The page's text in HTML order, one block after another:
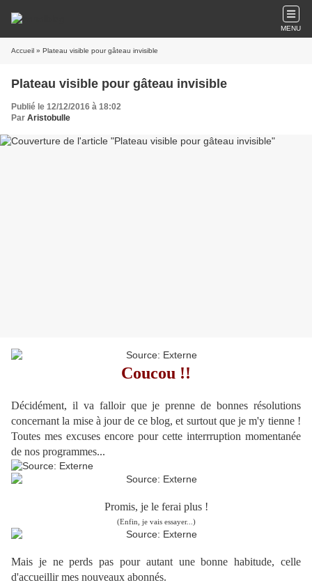
MENU
Accueil » Plateau visible pour gâteau invisible
Plateau visible pour gâteau invisible
Publié le 12/12/2016 à 18:02
Par Aristobulle
Coucou !!
Décidément, il va falloir que je prenne de bonnes résolutions
concernant la mise à jour de ce blog, et surtout que je m'y tienne !
Toutes mes excuses encore pour cette interrruption momentanée
de nos programmes...
Promis, je le ferai plus !
(Enfin, je vais essayer...)
Mais je ne perds pas pour autant une bonne habitude, celle
d'accueillir mes nouveaux abonnés.